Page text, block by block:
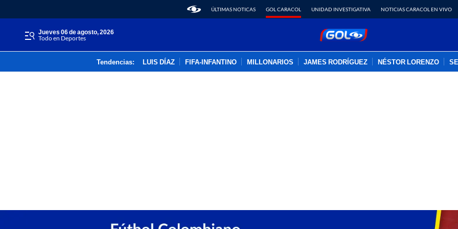
ÚLTIMAS NOTICAS GOL CARACOL UNIDAD INVESTIGATIVA NOTICIAS CARACOL EN VIVO
jueves 06 de agosto, 2026
Todo en Deportes
Tendencias: LUIS DÍAZ FIFA-INFANTINO MILLONARIOS JAMES RODRÍGUEZ NÉSTOR LORENZO